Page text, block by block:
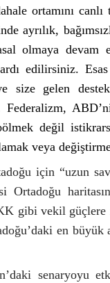
ortamını
ayrılık,
olmaya devam
edilirsiniz.
ve size gelen
Federalizm,
değil
veya
için “uzun
gibi vekil
en büyük
senaryoyu